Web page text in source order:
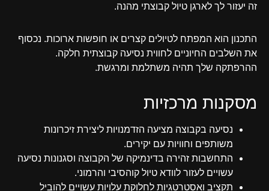
זה יעזור לך לארגן טיול קבוצתי מהנה.
התכנון הוא המפתח לטיולים קצרים או חופשות ארוכות. נכסוף
את השלבים החיוניים לחווית נסיעה קבוצתית חלקה.
ההרפתקה שלך תהיה משתלמת ומרגשת.
מסקנות מרכזיות
נסיעה בקבוצה מציעה הזדמנויות ליצירת זיכרונות
משותפים וחוויות עם יקירים.
התחשבות זהירה בדינמיקה של הקבוצה וסגנונות נסיעה
עשויים לעזור לוודא טיול קוהסיבי והרמוני.
תקציב ואסטרטגיות לחלוקת עלויות עשויים להוביל